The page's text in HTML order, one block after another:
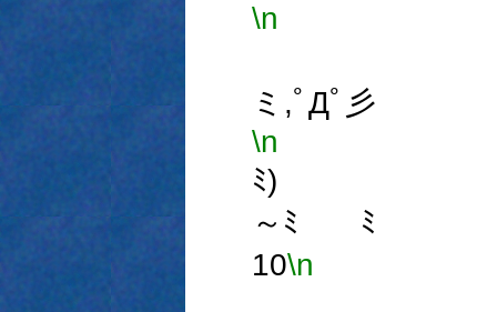
\n
ミ,ﾟДﾟ
\n
ﾐ)
～ﾐ ﾐ
10\n